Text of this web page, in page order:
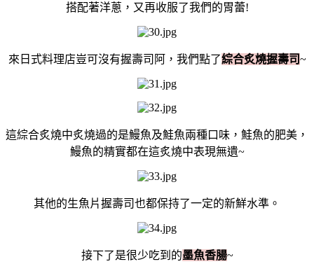
搭配著洋蔥，又再收服了我們的胃蕾!
來日式料理店豈可沒有握壽司阿，我們點了綜合炙燒握壽司~
這綜合炙燒中炙燒過的是鰻魚及鮭魚兩種口味，鮭魚的肥美，
鰻魚的精實都在這炙燒中表現無遺~
其他的生魚片握壽司也都保持了一定的新鮮水準。
接下了是很少吃到的墨魚香腸~